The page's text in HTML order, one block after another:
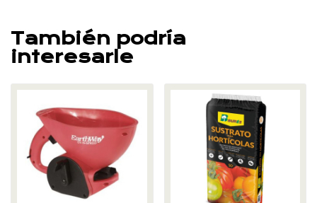
También podría
interesarle